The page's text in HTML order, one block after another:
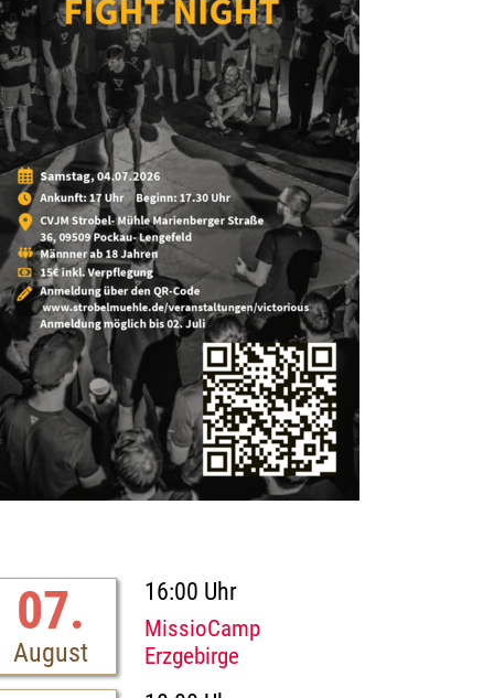
07.
August
16:00 Uhr
MissioCamp
Erzgebirge